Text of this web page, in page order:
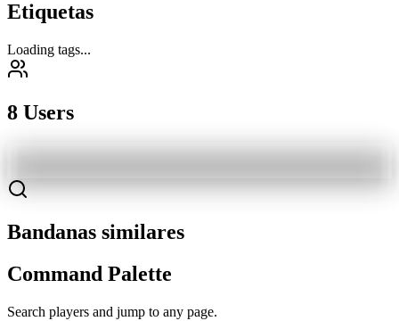
Etiquetas
Loading tags...
8 Users
Bandanas similares
Command Palette
Search players and jump to any page.